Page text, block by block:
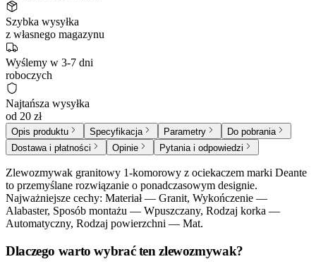
Szybka wysyłka
z własnego magazynu
Wyślemy w 3-7 dni
roboczych
Najtańsza wysyłka
od 20 zł
Opis produktu Specyfikacja Parametry
Do pobrania
Dostawa i płatności
Opinie Pytania i odpowiedzi
Zlewozmywak granitowy 1-komorowy z ociekaczem marki Deante
to przemyślane rozwiązanie o ponadczasowym designie.
Najważniejsze cechy: Materiał — Granit, Wykończenie —
Alabaster, Sposób montażu — Wpuszczany, Rodzaj korka —
Automatyczny, Rodzaj powierzchni — Mat.
Dlaczego warto wybrać ten zlewozmywak?